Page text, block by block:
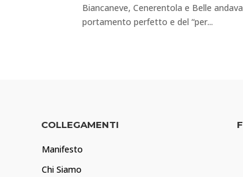
Biancaneve, Cenerentola e Belle
portamento perfetto e del “per...
COLLEGAMENTI
Manifesto
Chi Siamo